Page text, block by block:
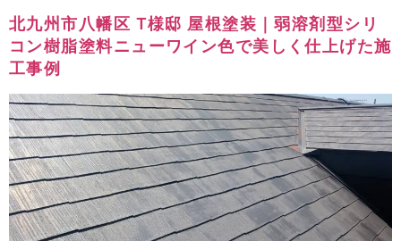
北九州市八幡区 T様邸 屋根塗装｜弱溶剤型シリ
コン樹脂塗料ニューワイン色で美しく仕上げた施
工事例